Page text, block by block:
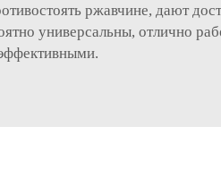
ржавчине, дают
универсальны, отлично